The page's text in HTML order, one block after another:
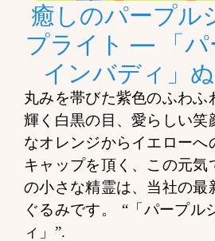
癒しのパープル
プライト — 「パ
インバディ」
丸みを帯びた紫色のふわふ
輝く白黒の目、愛らしい笑
なオレンジからイエローへ
キャップを頂く、この元気
の小さな精霊は、当社の最
ぐるみです。 “「パープル
ィ」”.